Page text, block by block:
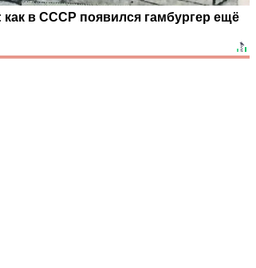
в СССР появился гамбургер ещё